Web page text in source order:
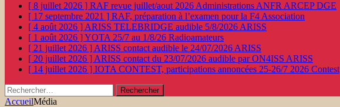
[ 8 juillet 2026 ] RAF revue juillet/aout 2026 Administrations ANFR ARCEP DGE
[ 17 septembre 2021 ] RAF, préparation à l’examen pour la F4 Association
[ 4 août 2026 ] ARISS TELEBRIDGE audible 5/8/2026 ARISS
[ 1 août 2026 ]YOTA 25/7 au 1/8/26 Radioamateurs
[ 21 juillet 2026 ] ARISS contact audible le 24/07/2026 ARISS
[ 20 juillet 2026 ] ARISS contact du 23/07/2026 audible par ON4ISS ARISS
[ 14 juillet 2026 ] IOTA CONTEST, participations annoncées 25-26/7 2026 Contest
Rechercher :
AccueilMédia